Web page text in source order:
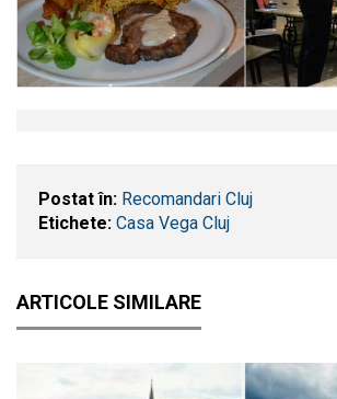
Postat în: Recomandari Cluj
Etichete: Casa Vega Cluj
ARTICOLE SIMILARE